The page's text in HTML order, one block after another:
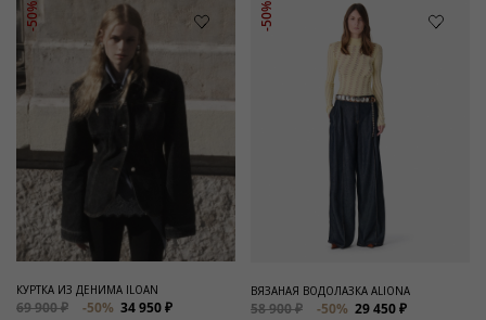
-50%
КУРТКА ИЗ ДЕНИМА ILOAN
69 900 ₽ -50% 34 950 ₽
-50%
ВЯЗАНАЯ ВОДОЛАЗКА ALIONA
58 900 ₽ -50% 29 450 ₽